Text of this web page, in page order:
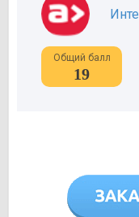
Общий балл
19